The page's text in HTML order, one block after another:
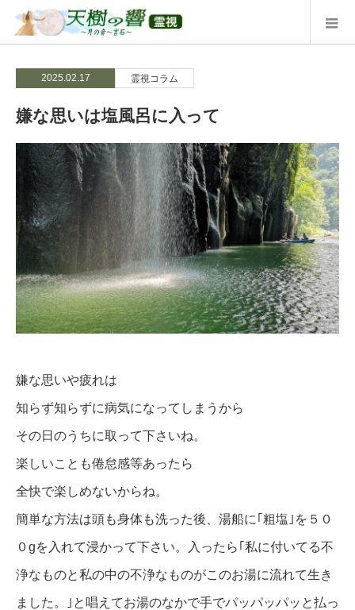
2025.02.17 霊視コラム
嫌な思いは塩風呂に入って
嫌な思いや疲れは
知らず知らずに病気になってしまうから
その日のうちに取って下さいね。
楽しいことも倦怠感等あったら
全快で楽しめないからね。
簡単な方法は頭も身体も洗った後、湯船に｢粗塩｣を５０
０gを入れて浸かって下さい。入ったら｢私に付いてる不
浄なものと私の中の不浄なものがこのお湯に流れて生き
ました。｣と唱えてお湯のなかで手でパッパッパッと払っ